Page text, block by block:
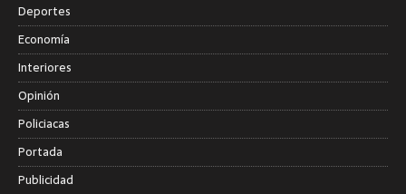
Deportes
Economía
Interiores
Opinión
Policiacas
Portada
Publicidad